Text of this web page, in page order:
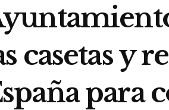
casetas y
para